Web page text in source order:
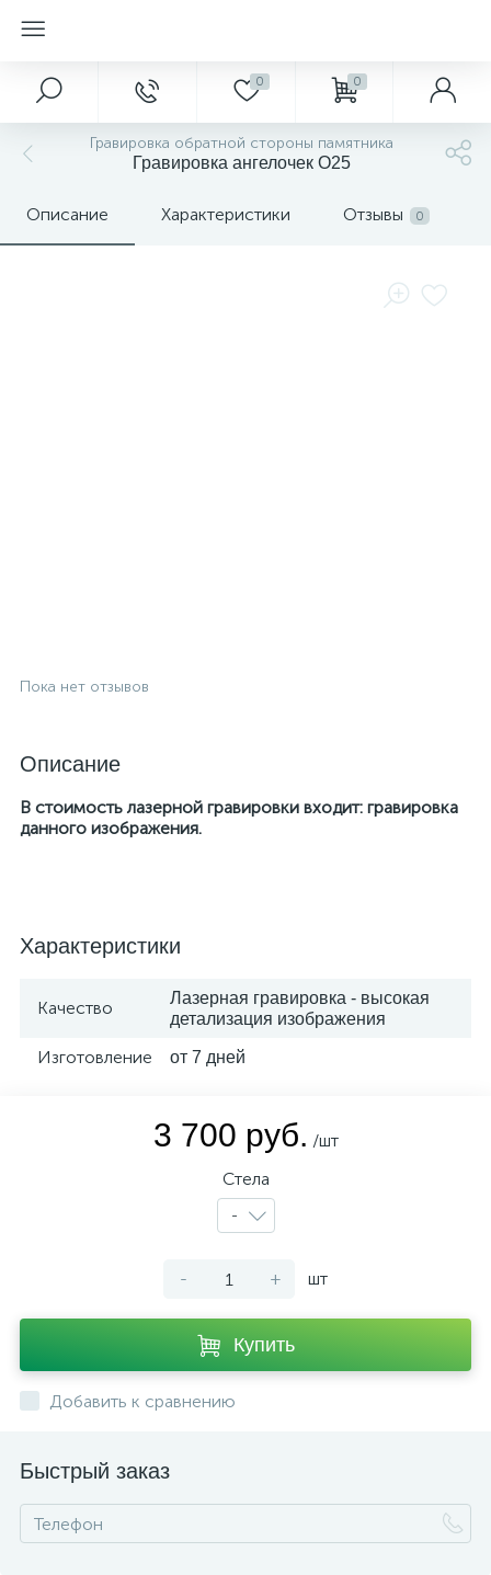
0 0
Гравировка обратной стороны памятника
Гравировка ангелочек О25
Описание Характеристики Отзывы 0
Пока нет отзывов
Описание
В стоимость лазерной гравировки входит: гравировка
данного изображения.
Характеристики
Качество
Лазерная гравировка - высокая
детализация изображения
Изготовление от 7 дней
3 700 руб. /шт
Стела
-
- + шт
Купить
Добавить к сравнению
Быстрый заказ